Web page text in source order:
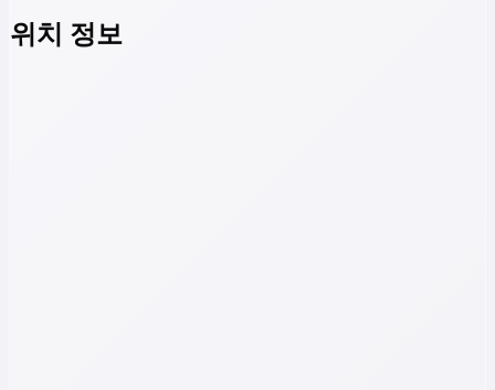
위치 정보